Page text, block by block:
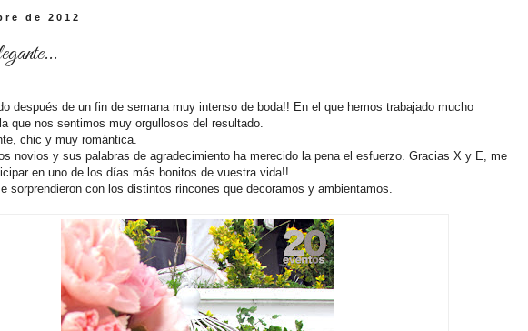
de 2012
después de un fin de semana muy intenso de boda!! En el que hemos trabajado mucho
que nos sentimos muy orgullosos del resultado.
chic y muy romántica.
novios y sus palabras de agradecimiento ha merecido la pena el esfuerzo. Gracias X y E, me
en uno de los días más bonitos de vuestra vida!!
sorprendieron con los distintos rincones que decoramos y ambientamos.